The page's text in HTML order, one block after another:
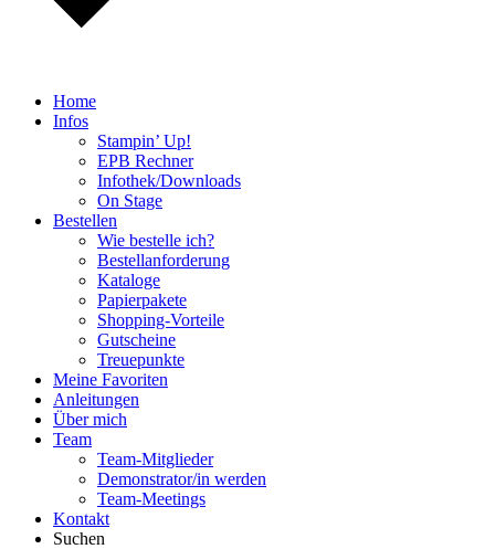
Home
Infos
Stampin’ Up!
EPB Rechner
Infothek/Downloads
On Stage
Bestellen
Wie bestelle ich?
Bestellanforderung
Kataloge
Papierpakete
Shopping-Vorteile
Gutscheine
Treuepunkte
Meine Favoriten
Anleitungen
Über mich
Team
Team-Mitglieder
Demonstrator/in werden
Team-Meetings
Kontakt
Suchen